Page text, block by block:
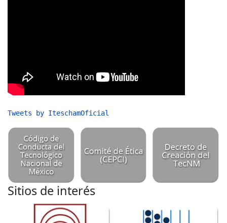
Tweets by IteschamOficial
Sitios de interés